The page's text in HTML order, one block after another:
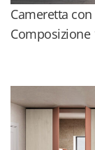
Cameretta
Composizione